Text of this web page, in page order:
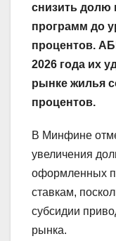
снизить долю
программ до
процентов.
2026 года их
рынке жилья
процентов.
В Минфине
увеличения
оформленных
ставкам,
субсидии
рынка.